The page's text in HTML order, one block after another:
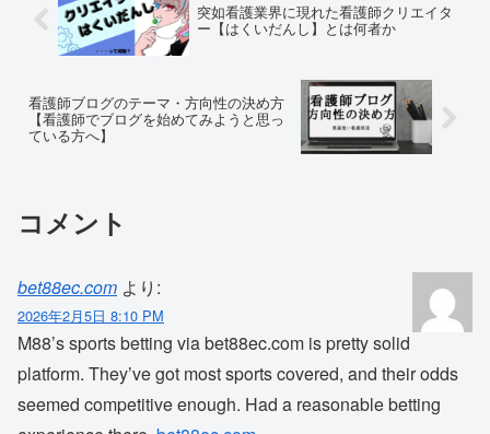
突如看護業界に現れた看護師クリエイタ
ー【はくいだんし】とは何者か
看護師ブログのテーマ・方向性の決め方
【看護師でブログを始めてみようと思っ
ている方へ】
コメント
bet88ec.com より:
2026年2月5日 8:10 PM
M88’s sports betting via bet88ec.com is pretty solid
platform. They’ve got most sports covered, and their odds
seemed competitive enough. Had a reasonable betting